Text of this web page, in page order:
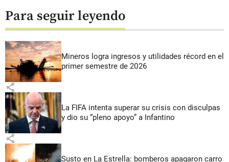
Para seguir leyendo
Mineros logra ingresos y utilidades récord en el
primer semestre de 2026
share
La FIFA intenta superar su crisis con disculpas
y dio su “pleno apoyo” a Infantino
share
Susto en La Estrella: bomberos apagaron carro